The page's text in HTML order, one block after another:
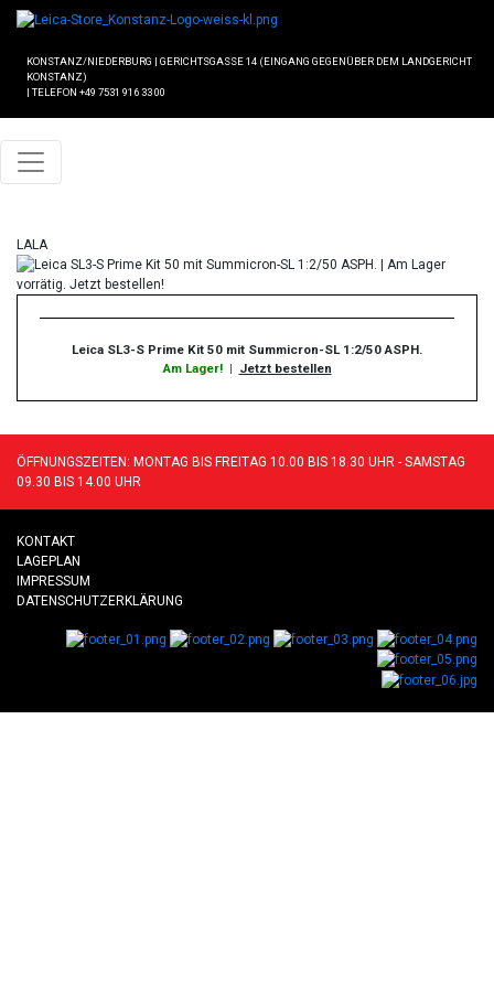
KONSTANZ/NIEDERBURG | GERICHTSGASSE 14 (EINGANG GEGENÜBER DEM LANDGERICHT
KONSTANZ)
| TELEFON +49 7531 916 33 00
LALA
Leica SL3-S Prime Kit 50 mit Summicron-SL 1:2/50 ASPH.
Am Lager! | Jetzt bestellen
ÖFFNUNGSZEITEN: MONTAG BIS FREITAG 10.00 BIS 18.30 UHR - SAMSTAG
09.30 BIS 14.00 UHR
KONTAKT
LAGEPLAN
IMPRESSUM
DATENSCHUTZERKLÄRUNG